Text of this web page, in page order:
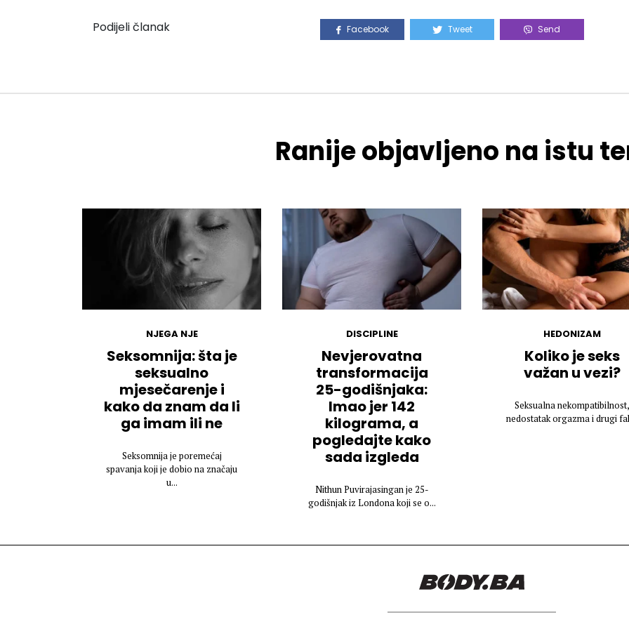
Podijeli članak Facebook Tweet Send
Ranije objavljeno na istu
NJEGA NJE
Seksomnija: šta je
seksualno
mjesečarenje i
kako da znam da li
ga imam ili ne
Seksomnija je poremećaj
spavanja koji je dobio na značaju
u...
DISCIPLINE
Nevjerovatna
transformacija
25-godišnjaka:
Imao jer 142
kilograma, a
pogledajte kako
sada izgleda
Nithun Puvirajasingan je 25-
godišnjak iz Londona koji se o...
HEDONIZAM
Koliko je seks
važan u vezi?
Seksualna nekompatibilnost,
nedostatak orgazma i drugi